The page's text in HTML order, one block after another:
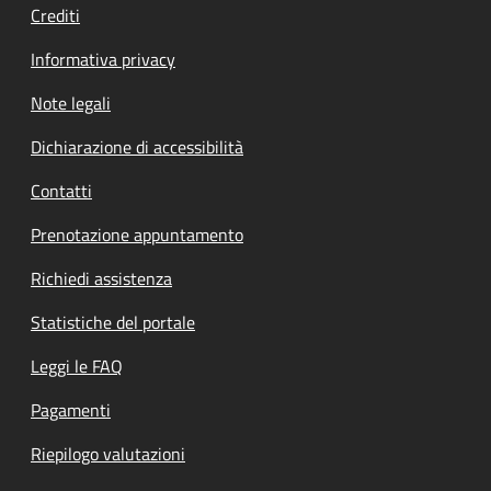
Crediti
Informativa privacy
Note legali
Dichiarazione di accessibilità
Contatti
Prenotazione appuntamento
Richiedi assistenza
Statistiche del portale
Leggi le FAQ
Pagamenti
Riepilogo valutazioni